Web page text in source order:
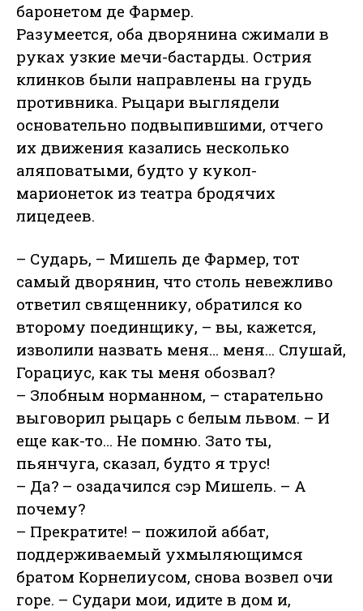
баронетом де Фармер.
Разумеется, оба дворянина сжимали в
руках узкие мечи-бастарды. Острия
клинков были направлены на грудь
противника. Рыцари выглядели
основательно подвыпившими, отчего
их движения казались несколько
аляповатыми, будто у кукол-
марионеток из театра бродячих
лицедеев.
– Сударь, – Мишель де Фармер, тот
самый дворянин, что столь невежливо
ответил священнику, обратился ко
второму поединщику, – вы, кажется,
изволили назвать меня… меня… Слушай,
Горациус, как ты меня обозвал?
– Злобным норманном, – старательно
выговорил рыцарь с белым львом. – И
еще как-то… Не помню. Зато ты,
пьянчуга, сказал, будто я трус!
– Да? – озадачился сэр Мишель. – А
почему?
– Прекратите! – пожилой аббат,
поддерживаемый ухмыляющимся
братом Корнелиусом, снова возвел очи
горе. – Судари мои, идите в дом и,